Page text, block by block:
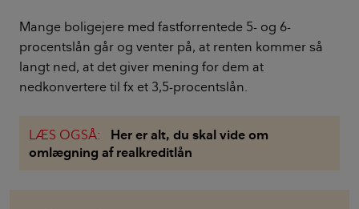
Mange boligejere med fastforrentede 5- og 6-
procentslån går og venter på, at renten kommer så
langt ned, at det giver mening for dem at
nedkonvertere til fx et 3,5-procentslån.
LÆS OGSÅ:
Her er alt, du skal vide om
omlægning af realkreditlån